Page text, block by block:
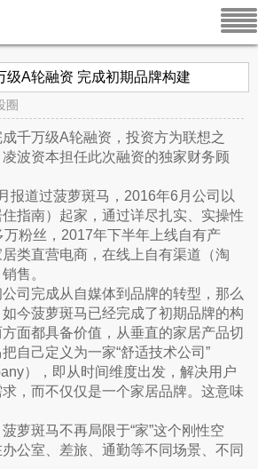
级A轮融资 完成初期品牌构建
圈
千万级A轮融资，投资方为联想之
波资本担任此次融资的独家财务顾
报道过菠萝斑马，2016年6月公司以
指南）起家，通过详尽扎实、实操性
粉丝，2017年下半年上线自有产
类直营电商，在线上自有渠道（淘
售。
司完成从自媒体到品牌的转型，那么
今菠萝斑马已经完成了初期品牌的构
面都具备价值，从垂直的家居产品切
自己定义为一家“舒适技术公司”
），即从时间维度出发，解决用户
，而不仅仅是一个家居品牌。这意味
萝斑马不再局限于“家”这个刚性空
公室、差旅、通勤等不同场景、不同